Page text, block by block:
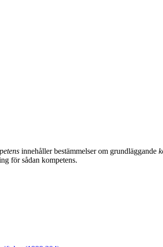
innehåller bestämmelser om grundläggande
för sådan kompetens.